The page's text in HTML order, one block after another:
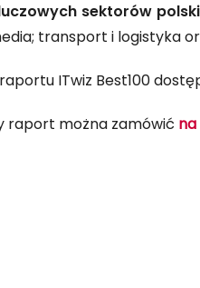
sektorów
transport i logistyka
ITwiz Best100
raport można zamówić